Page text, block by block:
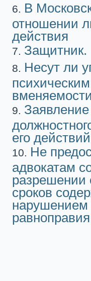
В
отношении
действия
Несут ли
его
Не
адвокатам
разрешении
сроков
нарушением